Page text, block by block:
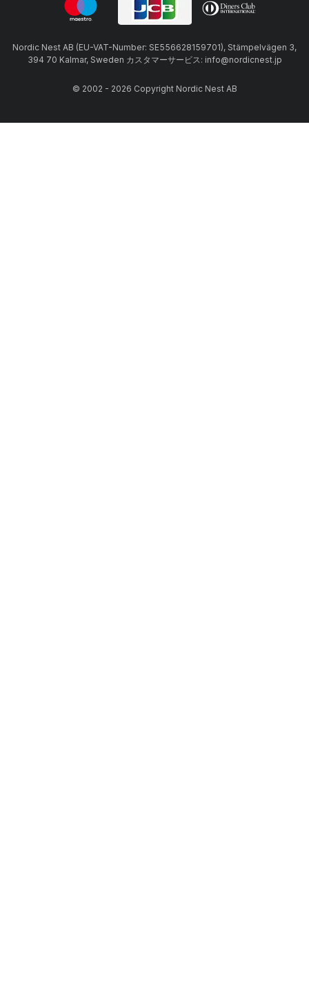
Nordic Nest AB (EU-VAT-Number: SE556628159701), Stämpelvägen 3,
394 70 Kalmar, Sweden カスタマーサービス: info@nordicnest.jp
© 2002 - 2026 Copyright Nordic Nest AB